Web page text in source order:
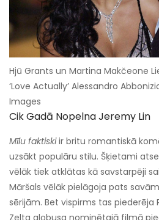
Hjū Grants un Martina Makčeone
‘Love Actually’ Alessandro
Images
Cik Gadā Nopelna Jeremy Lin
Mīlu faktiskiir britu romantiskā
uzsākt populāru stilu. Šķietami
vēlāk tiek atklātas kā savstarpēji
Māršals vēlāk pielāgoja pats
sērijām. Bet vispirms tas piederēja